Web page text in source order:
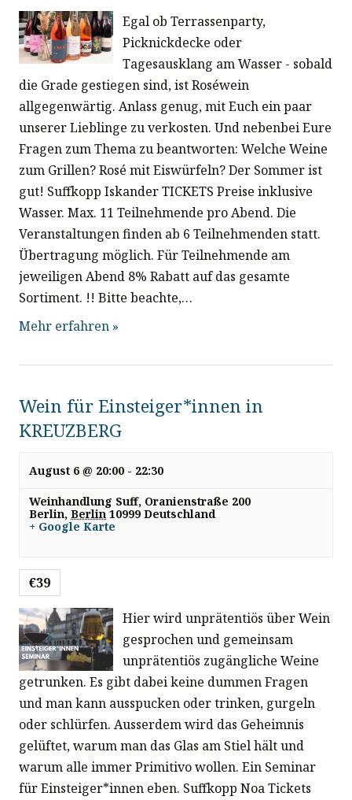
Egal ob Terrassenparty,
Picknickdecke oder
Tagesausklang am Wasser - sobald
die Grade gestiegen sind, ist Roséwein
allgegenwärtig. Anlass genug, mit Euch ein paar
unserer Lieblinge zu verkosten. Und nebenbei Eure
Fragen zum Thema zu beantworten: Welche Weine
zum Grillen? Rosé mit Eiswürfeln? Der Sommer ist
gut! Suffkopp Iskander TICKETS Preise inklusive
Wasser. Max. 11 Teilnehmende pro Abend. Die
Veranstaltungen finden ab 6 Teilnehmenden statt.
Übertragung möglich. Für Teilnehmende am
jeweiligen Abend 8% Rabatt auf das gesamte
Sortiment. !! Bitte beachte,…
Mehr erfahren »
Wein für Einsteiger*innen in
KREUZBERG
August 6 @ 20:00 - 22:30
Weinhandlung Suff, Oranienstraße 200
Berlin, Berlin 10999 Deutschland
+ Google Karte
€39
Hier wird unprätentiös über Wein
gesprochen und gemeinsam
unprätentiös zugängliche Weine
getrunken. Es gibt dabei keine dummen Fragen
und man kann ausspucken oder trinken, gurgeln
oder schlürfen. Ausserdem wird das Geheimnis
gelüftet, warum man das Glas am Stiel hält und
warum alle immer Primitivo wollen. Ein Seminar
für Einsteiger*innen eben. Suffkopp Noa Tickets